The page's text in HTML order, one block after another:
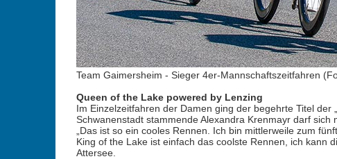
Team Gaimersheim - Sieger 4er-Mannschaftszeitfahren
Queen of the Lake powered by Lenzing
Im Einzelzeitfahren der Damen ging der begehrte Titel
Schwanenstadt stammende Alexandra Krenmayr darf
„Das ist so ein cooles Rennen. Ich bin mittlerweile zum
King of the Lake ist einfach das coolste Rennen, ich kann
Attersee.